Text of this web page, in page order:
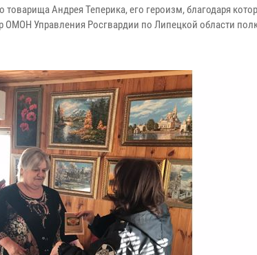
Андрея Теперика, его героизм, благодаря
ОМОН Управления Росгвардии по Липецкой области